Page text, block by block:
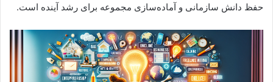
حفظ دانش سازمانی و آماده‌سازی مجموعه برای رشد آینده است.